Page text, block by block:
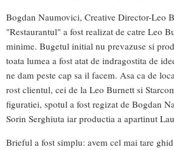
Bogdan Naumovici, Creative Director-Leo
"Restaurantul" a fost realizat de catre Leo
minime. Bugetul initial nu prevazuse si
toata lumea a fost atat de indragostita de
ne dam peste cap sa il facem. Asa ca de
rost clientul, cei de la Leo Burnett si
figuratiei, spotul a fost regizat de Bogdan
Sorin Serghiuta iar productia a apartinut
Brieful a fost simplu: avem cel mai tare